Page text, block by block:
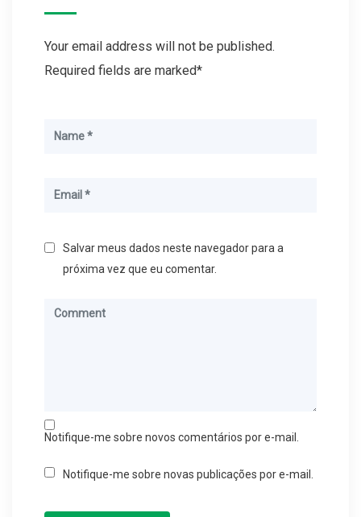
Your email address will not be published.
Required fields are marked*
Salvar meus dados neste navegador para a
próxima vez que eu comentar.
Notifique-me sobre novos comentários por e-mail.
Notifique-me sobre novas publicações por e-mail.